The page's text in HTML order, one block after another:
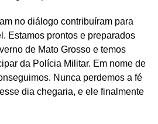
no diálogo contribuíram para
Estamos prontos e preparados
de Mato Grosso e temos
da Polícia Militar. Em nome de
Nunca perdemos a fé
dia chegaria, e ele finalmente